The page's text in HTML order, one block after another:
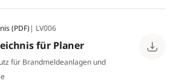
(PDF) | LV006
für Planer
für Brandmeldeanlagen und